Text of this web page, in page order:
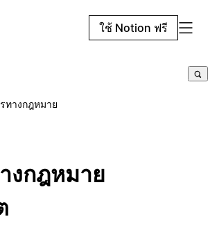
ใช้ Notion ฟรี
ทางกฎหมาย
งกฎหมาย